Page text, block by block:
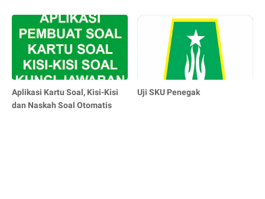
Aplikasi Kartu Soal, Kisi-Kisi
dan Naskah Soal Otomatis
Uji SKU Penegak